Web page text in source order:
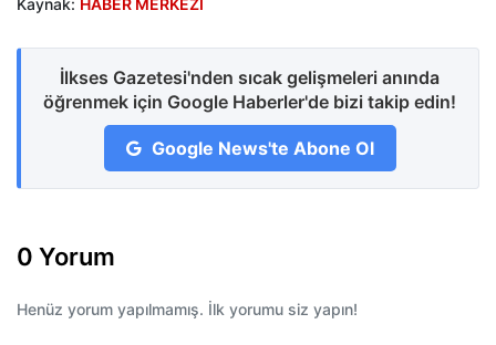
Kaynak: HABER MERKEZİ
İlkses Gazetesi'nden sıcak gelişmeleri anında
öğrenmek için Google Haberler'de bizi takip edin!
Google News'te Abone Ol
0 Yorum
Henüz yorum yapılmamış. İlk yorumu siz yapın!